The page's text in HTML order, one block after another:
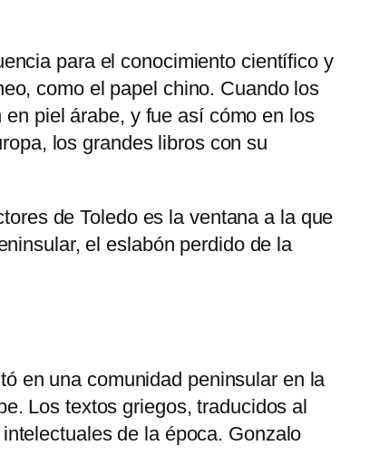
para el conocimiento científico y
como el papel chino. Cuando los
piel árabe, y fue así cómo en los
los grandes libros con su
de Toledo es la ventana a la que
el eslabón perdido de la
en una comunidad peninsular en la
Los textos griegos, traducidos al
de la época. Gonzalo